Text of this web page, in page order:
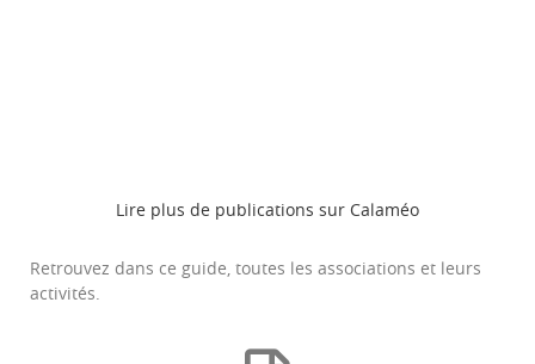
Lire plus de publications sur Calaméo
Retrouvez dans ce guide, toutes les associations et leurs
activités.